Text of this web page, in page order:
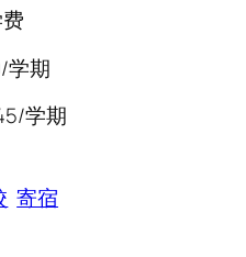
学期
学期
寄宿